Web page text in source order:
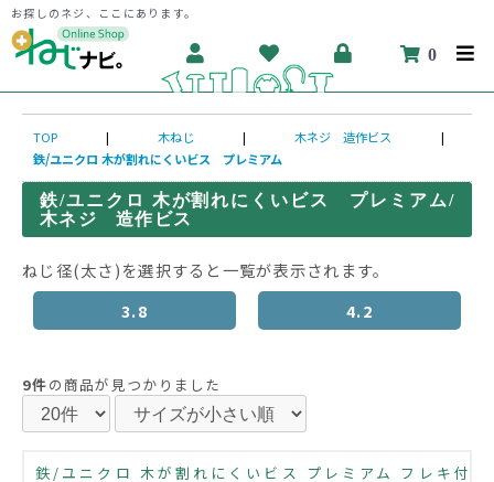
お探しのネジ、ここにあります。
0
TOP | 木ねじ | 木ネジ 造作ビス
|
鉄/ユニクロ 木が割れにくいビス プレミアム
鉄/ユニクロ 木が割れにくいビス プレミアム/
木ネジ 造作ビス
ねじ径(太さ)を選択すると一覧が表示されます。
3.8
4.2
9件の商品が見つかりました
鉄/ユニクロ 木が割れにくいビス プレミアム フレキ付